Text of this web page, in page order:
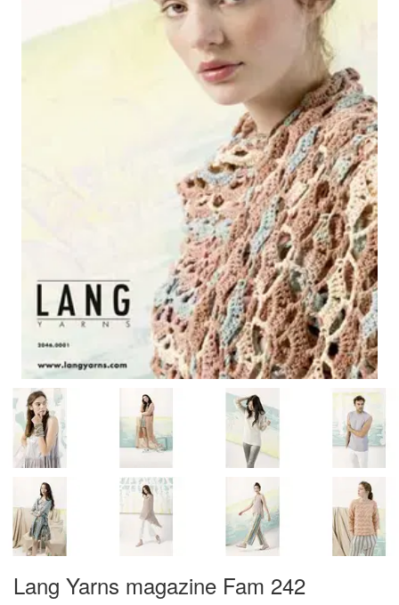
Lang Yarns magazine Fam 242